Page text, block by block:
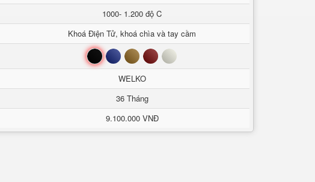
1000- 1.200 độ C
Khoá Điện Tử, khoá chìa và tay cầm
Đen Xanh Nâu Đỏ Trắng
WELKO
36 Tháng
9.100.000 VNĐ